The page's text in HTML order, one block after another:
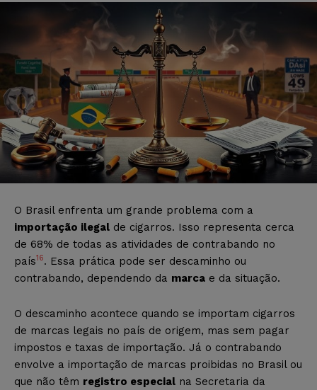
O Brasil enfrenta um grande problema com a
importação ilegal de cigarros. Isso representa cerca
de 68% de todas as atividades de contrabando no
país16. Essa prática pode ser descaminho ou
contrabando, dependendo da marca e da situação.
O descaminho acontece quando se importam cigarros
de marcas legais no país de origem, mas sem pagar
impostos e taxas de importação. Já o contrabando
envolve a importação de marcas proibidas no Brasil ou
que não têm registro especial na Secretaria da